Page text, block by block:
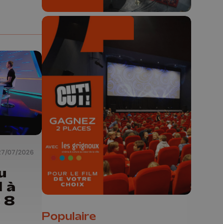
07/2026
à
8
🎬 Concours CUT x
Les Grignoux ✨
Concours permanent - 2 places à
gagner chaque semaine !
Populaire